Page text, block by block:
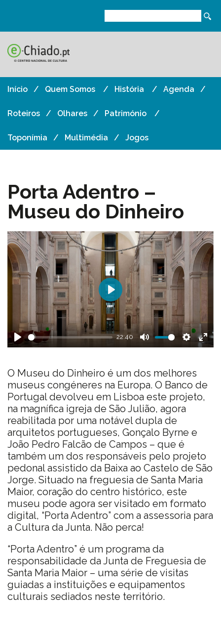
Início Quem Somos História Agenda
Roteiros Olhares Património
Toponímia Multimédia Jogos
Porta Adentro –
Museu do Dinheiro
P
a
y
22:40
M
t
e
S
t
t
i
g
E
e
r
l
s
e
e
P
l
a
y
O Museu do Dinheiro é um dos melhores
museus congéneres na Europa. O Banco de
Portugal devolveu em Lisboa este projeto,
na magnífica igreja de São Julião, agora
reabilitada por uma notável dupla de
arquitetos portugueses, Gonçalo Byrne e
João Pedro Falcão de Campos – que é
também um dos responsáveis pelo projeto
pedonal assistido da Baixa ao Castelo de São
Jorge. Situado na freguesia de Santa Maria
Maior, coração do centro histórico, este
museu pode agora ser visitado em formato
digital, “Porta Adentro” com a assessoria para
a Cultura da Junta. Não perca!
“Porta Adentro” é um programa da
responsabilidade da Junta de Freguesia de
Santa Maria Maior – uma série de visitas
guiadas a instituições e equipamentos
culturais sediados neste território.